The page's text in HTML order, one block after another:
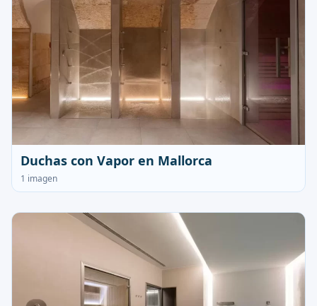
Duchas con Vapor en Mallorca
1 imagen